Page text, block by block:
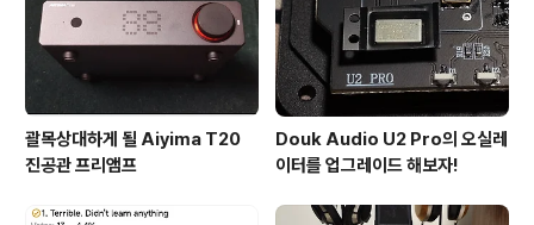
색 결과... 그래서 그런지 상대적으로 고가인 고글에는 관심
이 ..
괄목상대하게 될 Aiyima T20
진공관 프리앰프
Douk Audio U2 Pro의 오실레
이터를 업그레이드 해보자!